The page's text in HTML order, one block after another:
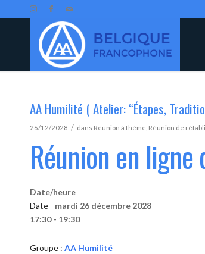
AA Humilité ( Atelier: “Étapes,
26/12/2028 / dans Réunion à thème Réunion de
Réunion en
Date/heure
Date - mardi 26 décembre 2028
17:30 - 19:30
Groupe : AA Humilité